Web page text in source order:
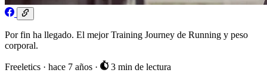
Por fin ha llegado. El mejor Training Journey de Running y peso
corporal.
Freeletics · hace 7 años · 3 min de lectura